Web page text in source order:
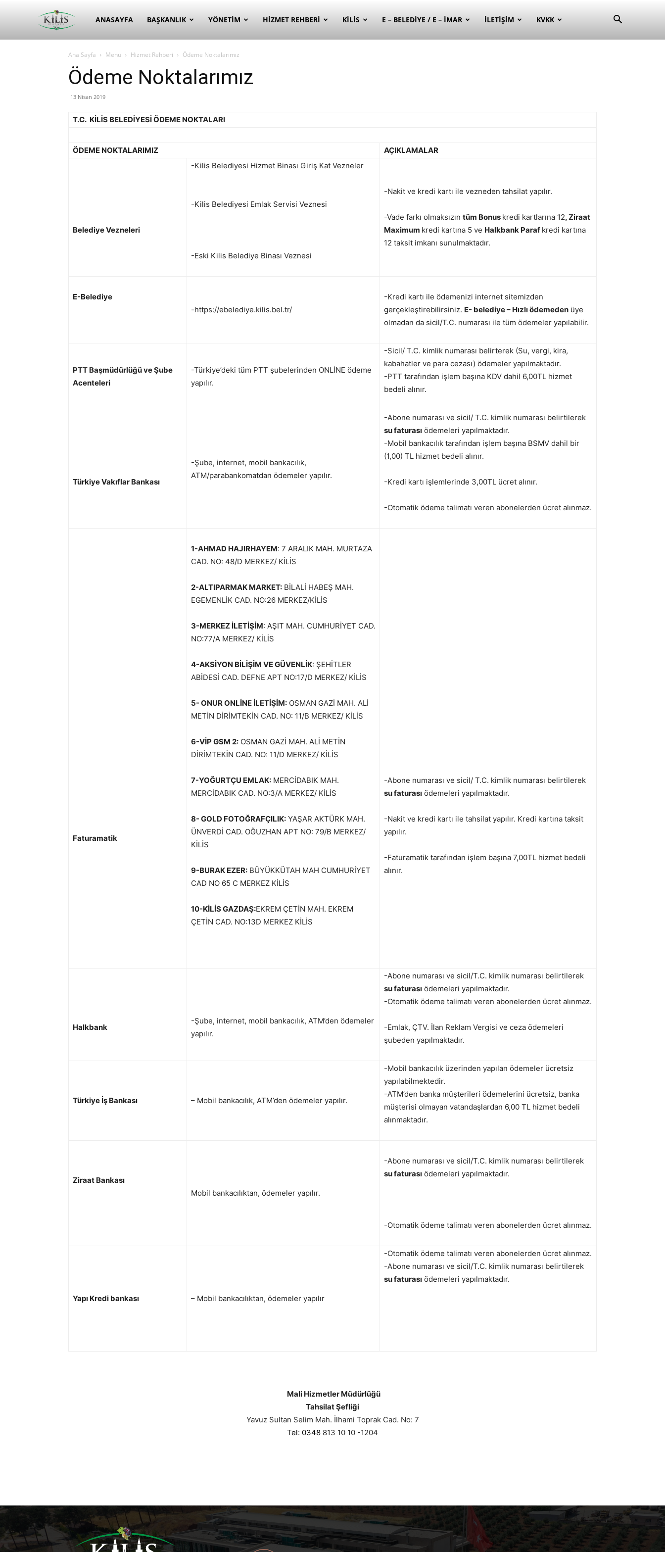
Kilis
Belediyesi
ANASAYFA BAŞKANLIK YÖNETIM HIZMET REHBERI KILIS E – BELEDIYE / E – İMAR İLETIŞIM KVKK
Ana Sayfa Menü Hizmet Rehberi Ödeme Noktalarımız
Ödeme Noktalarımız
13 Nisan 2019
T.C. KİLİS BELEDİYESİ ÖDEME NOKTALARI
ÖDEME NOKTALARIMIZ AÇIKLAMALAR
Belediye Vezneleri
-Kilis Belediyesi Hizmet Binası Giriş Kat Vezneler
-Kilis Belediyesi Emlak Servisi Veznesi
-Eski Kilis Belediye Binası Veznesi
-Nakit ve kredi kartı ile vezneden tahsilat yapılır.
-Vade farkı olmaksızın tüm Bonus kredi kartlarına 12, Ziraat
Maximum kredi kartına 5 ve Halkbank Paraf kredi kartına
12 taksit imkanı sunulmaktadır.
E-Belediye
-https://ebelediye.kilis.bel.tr/
-Kredi kartı ile ödemenizi internet sitemizden
gerçekleştirebilirsiniz. E- belediye – Hızlı ödemeden üye
olmadan da sicil/T.C. numarası ile tüm ödemeler yapılabilir.
PTT Başmüdürlüğü ve Şube
Acenteleri
-Türkiye’deki tüm PTT şubelerinden ONLİNE ödeme
yapılır.
-Sicil/ T.C. kimlik numarası belirterek (Su, vergi, kira,
kabahatler ve para cezası) ödemeler yapılmaktadır.
-PTT tarafından işlem başına KDV dahil 6,00TL hizmet
bedeli alınır.
Türkiye Vakıflar Bankası
-Şube, internet, mobil bankacılık,
ATM/parabankomatdan ödemeler yapılır.
-Abone numarası ve sicil/ T.C. kimlik numarası belirtilerek
su faturası ödemeleri yapılmaktadır.
-Mobil bankacılık tarafından işlem başına BSMV dahil bir
(1,00) TL hizmet bedeli alınır.
-Kredi kartı işlemlerinde 3,00TL ücret alınır.
-Otomatik ödeme talimatı veren abonelerden ücret alınmaz.
Faturamatik
1-AHMAD HAJIRHAYEM: 7 ARALIK MAH. MURTAZA
CAD. NO: 48/D MERKEZ/ KİLİS
2-ALTIPARMAK MARKET: BİLALİ HABEŞ MAH.
EGEMENLİK CAD. NO:26 MERKEZ/KİLİS
3-MERKEZ İLETİŞİM: AŞIT MAH. CUMHURİYET CAD.
NO:77/A MERKEZ/ KİLİS
4-AKSİYON BİLİŞİM VE GÜVENLİK: ŞEHİTLER
ABİDESİ CAD. DEFNE APT NO:17/D MERKEZ/ KİLİS
5- ONUR ONLİNE İLETİŞİM: OSMAN GAZİ MAH. ALİ
METİN DİRİMTEKİN CAD. NO: 11/B MERKEZ/ KİLİS
6-VİP GSM 2: OSMAN GAZİ MAH. ALİ METİN
DİRİMTEKİN CAD. NO: 11/D MERKEZ/ KİLİS
7-YOĞURTÇU EMLAK: MERCİDABIK MAH.
MERCİDABIK CAD. NO:3/A MERKEZ/ KİLİS
8- GOLD FOTOĞRAFÇILIK: YAŞAR AKTÜRK MAH.
ÜNVERDİ CAD. OĞUZHAN APT NO: 79/B MERKEZ/
KİLİS
9-BURAK EZER: BÜYÜKKÜTAH MAH CUMHURİYET
CAD NO 65 C MERKEZ KİLİS
10-KİLİS GAZDAŞ:EKREM ÇETİN MAH. EKREM
ÇETİN CAD. NO:13D MERKEZ KİLİS
-Abone numarası ve sicil/ T.C. kimlik numarası belirtilerek
su faturası ödemeleri yapılmaktadır.
-Nakit ve kredi kartı ile tahsilat yapılır. Kredi kartına taksit
yapılır.
-Faturamatik tarafından işlem başına 7,00TL hizmet bedeli
alınır.
Halkbank
-Şube, internet, mobil bankacılık, ATM’den ödemeler
yapılır.
-Abone numarası ve sicil/T.C. kimlik numarası belirtilerek
su faturası ödemeleri yapılmaktadır.
-Otomatik ödeme talimatı veren abonelerden ücret alınmaz.
-Emlak, ÇTV. İlan Reklam Vergisi ve ceza ödemeleri
şubeden yapılmaktadır.
Türkiye İş Bankası – Mobil bankacılık, ATM’den ödemeler yapılır.
-Mobil bankacılık üzerinden yapılan ödemeler ücretsiz
yapılabilmektedir.
-ATM’den banka müşterileri ödemelerini ücretsiz, banka
müşterisi olmayan vatandaşlardan 6,00 TL hizmet bedeli
alınmaktadır.
Ziraat Bankası
Mobil bankacılıktan, ödemeler yapılır.
-Abone numarası ve sicil/T.C. kimlik numarası belirtilerek
su faturası ödemeleri yapılmaktadır.
-Otomatik ödeme talimatı veren abonelerden ücret alınmaz.
Yapı Kredi bankası – Mobil bankacılıktan, ödemeler yapılır
-Otomatik ödeme talimatı veren abonelerden ücret alınmaz.
-Abone numarası ve sicil/T.C. kimlik numarası belirtilerek
su faturası ödemeleri yapılmaktadır.
Mali Hizmetler Müdürlüğü
Tahsilat Şefliği
Yavuz Sultan Selim Mah. İlhami Toprak Cad. No: 7
Tel: 0348 813 10 10 -1204